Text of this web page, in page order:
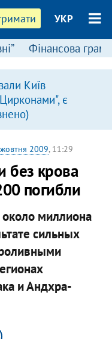
УКР
Фінансова
Київ
є
2009, 11:29
без крова
погибли
миллиона
сильных
и Андхра-